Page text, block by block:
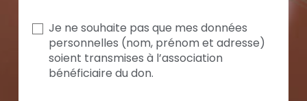
Je ne souhaite pas que mes données
personnelles (nom, prénom et adresse)
soient transmises à l’association
bénéficiaire du don.